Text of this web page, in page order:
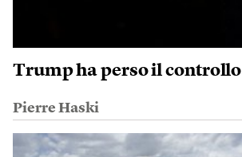
Trump ha perso il controllo
Pierre Haski